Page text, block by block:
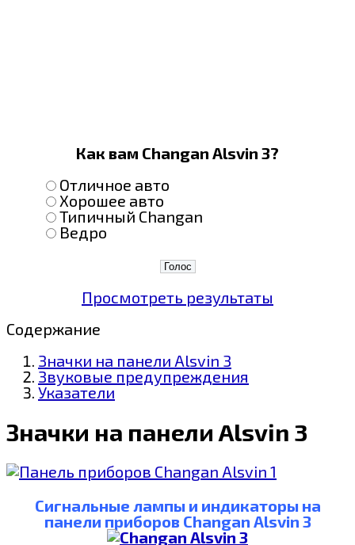
Как вам Changan Alsvin 3?
Отличное авто
Хорошее авто
Типичный Changan
Ведро
Просмотреть результаты
Содержание
Значки на панели Alsvin 3
Звуковые предупреждения
Указатели
Значки на панели Alsvin 3
Сигнальные лампы и индикаторы на
панели приборов Changan Alsvin 3